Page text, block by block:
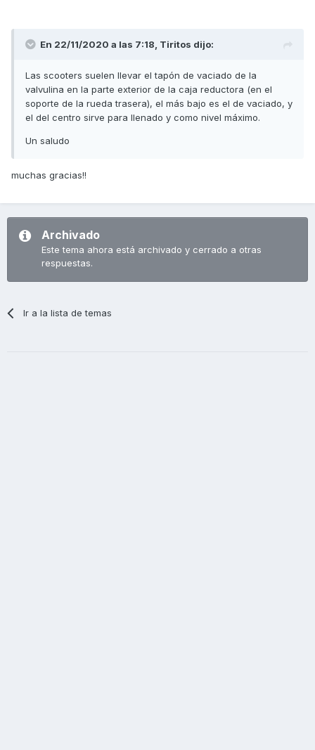
En 22/11/2020 a las 7:18, Tiritos dijo:
Las scooters suelen llevar el tapón de vaciado de la
valvulina en la parte exterior de la caja reductora (en el
soporte de la rueda trasera), el más bajo es el de vaciado, y
el del centro sirve para llenado y como nivel máximo.
Un saludo
muchas gracias!!
Archivado
Este tema ahora está archivado y cerrado a otras
respuestas.
Ir a la lista de temas